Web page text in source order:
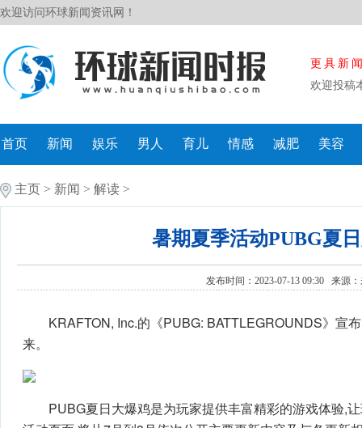
欢迎访问环球新闻资讯网！
更具新
欢迎投稿
首页 新闻 娱乐 男人 育儿 情感 减肥 美容
主页 > 新闻 > 解读 >
暑期夏季活动PUBG夏
发布时间：2023-07-13 09:30 来源：
KRAFTON, Inc.的《PUBG: BATTLEGROUNDS》宣
来。
PUBG夏日大爆鸡是为玩家提供丰富精彩的游戏体验,